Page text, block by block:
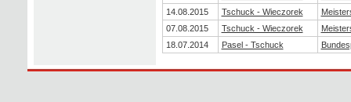
14.08.2015
Tschuck - Wieczorek
07.08.2015
Tschuck - Wieczorek
18.07.2014
Pasel - Tschuck